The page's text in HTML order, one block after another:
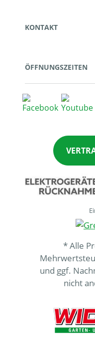
KONTAKT
ÖFFNUNGSZEITEN
* Alle
und ggf.
nicht